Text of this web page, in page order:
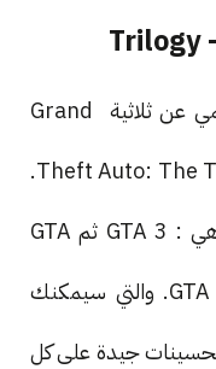
Trilogy
أعلنت شركة Rockstar بشكل رسمي عن ثلاثية Grand
Theft Auto: The Trilogy – The Definitive Edition.
الذي يضم الألعاب الثلاثية الشهيرة وهي : GTA 3 ثم GTA
San Andreas وكذلك GTA Vice City. والتي سيمكنك
جيدة على كل